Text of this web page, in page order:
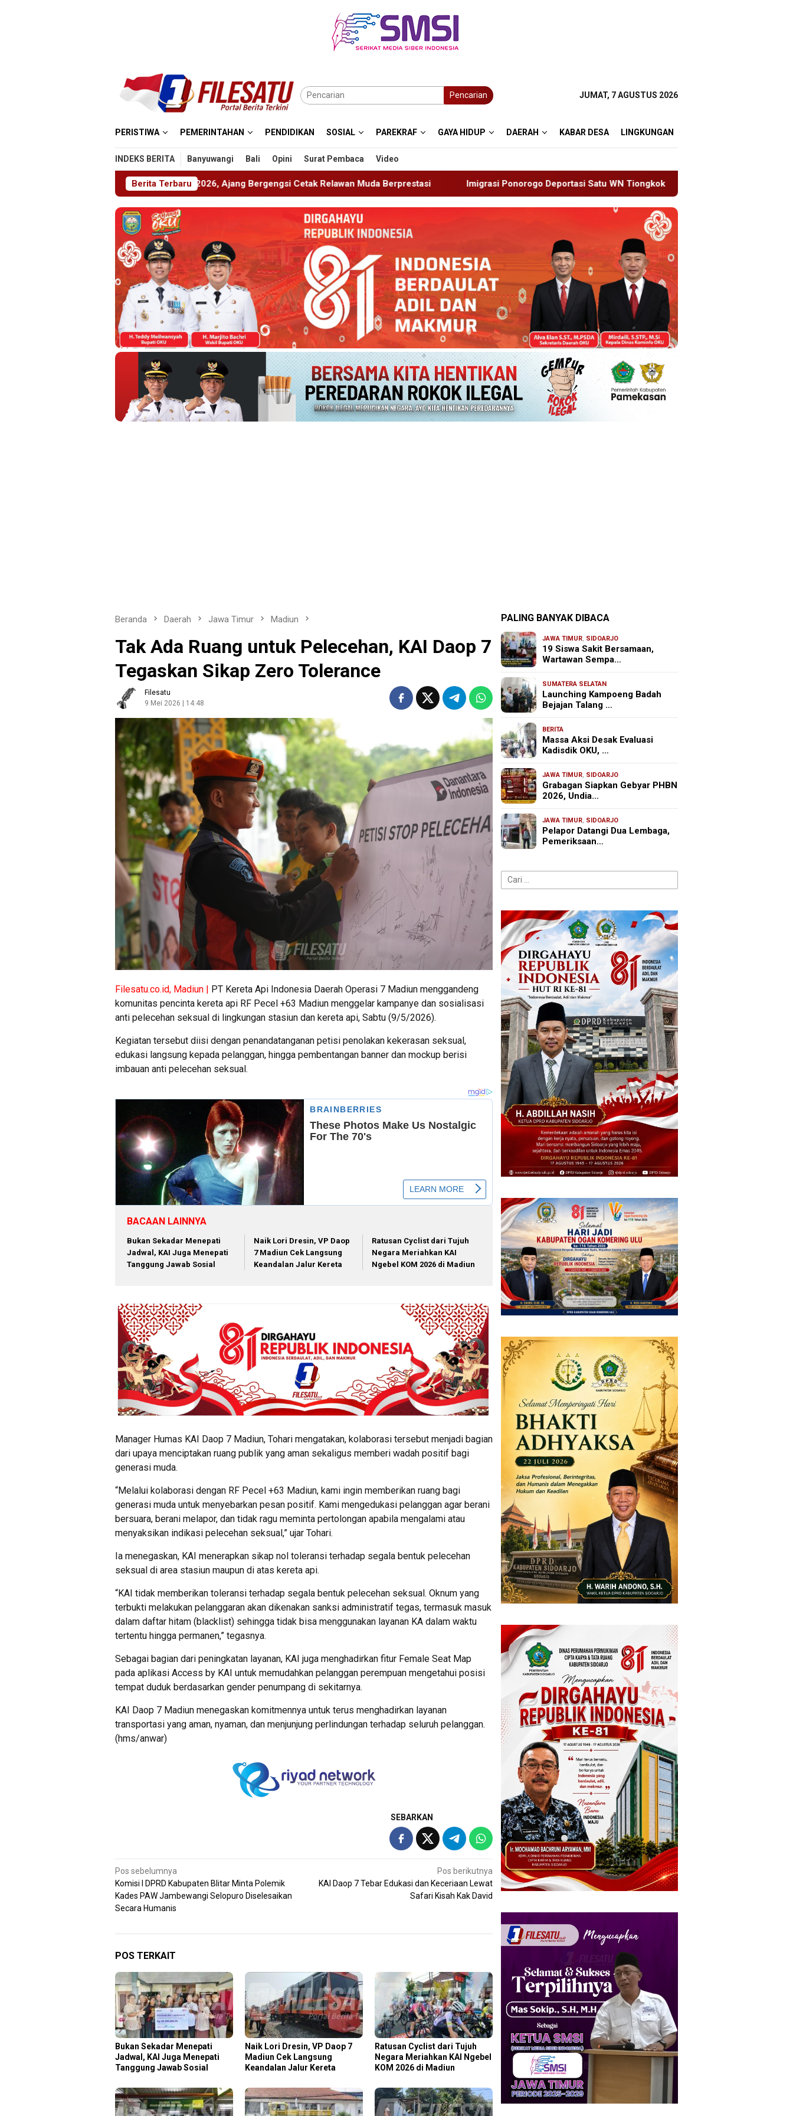
Pencarian JUMAT, 7 AGUSTUS 2026
PERISTIWA PEMERINTAHAN PENDIDIKAN SOSIAL PAREKRAF GAYA HIDUP DAERAH KABAR DESA LINGKUNGAN
INDEKS BERITA Banyuwangi Bali Opini Surat Pembaca Video
Berita Terbaru
ABHINAYA 2026, Ajang Bergengsi Cetak Relawan Muda Berprestasi Imigrasi Ponorogo Deportasi Satu WN Tiongkok Salahgunakan Ijin Tinggal
Beranda Daerah Jawa Timur Madiun
Tak Ada Ruang untuk Pelecehan, KAI Daop 7
Tegaskan Sikap Zero Tolerance
Filesatu
9 Mei 2026 | 14:48
Filesatu.co.id, Madiun | PT Kereta Api Indonesia Daerah Operasi 7 Madiun menggandeng
komunitas pencinta kereta api RF Pecel +63 Madiun menggelar kampanye dan sosialisasi
anti pelecehan seksual di lingkungan stasiun dan kereta api, Sabtu (9/5/2026).
Kegiatan tersebut diisi dengan penandatanganan petisi penolakan kekerasan seksual,
edukasi langsung kepada pelanggan, hingga pembentangan banner dan mockup berisi
imbauan anti pelecehan seksual.
BACAAN LAINNYA
Bukan Sekadar Menepati
Jadwal, KAI Juga Menepati
Tanggung Jawab Sosial
Naik Lori Dresin, VP Daop
7 Madiun Cek Langsung
Keandalan Jalur Kereta
Ratusan Cyclist dari Tujuh
Negara Meriahkan KAI
Ngebel KOM 2026 di Madiun
Manager Humas KAI Daop 7 Madiun, Tohari mengatakan, kolaborasi tersebut menjadi bagian
dari upaya menciptakan ruang publik yang aman sekaligus memberi wadah positif bagi
generasi muda.
“Melalui kolaborasi dengan RF Pecel +63 Madiun, kami ingin memberikan ruang bagi
generasi muda untuk menyebarkan pesan positif. Kami mengedukasi pelanggan agar berani
bersuara, berani melapor, dan tidak ragu meminta pertolongan apabila mengalami atau
menyaksikan indikasi pelecehan seksual,” ujar Tohari.
Ia menegaskan, KAI menerapkan sikap nol toleransi terhadap segala bentuk pelecehan
seksual di area stasiun maupun di atas kereta api.
“KAI tidak memberikan toleransi terhadap segala bentuk pelecehan seksual. Oknum yang
terbukti melakukan pelanggaran akan dikenakan sanksi administratif tegas, termasuk masuk
dalam daftar hitam (blacklist) sehingga tidak bisa menggunakan layanan KA dalam waktu
tertentu hingga permanen,” tegasnya.
Sebagai bagian dari peningkatan layanan, KAI juga menghadirkan fitur Female Seat Map
pada aplikasi Access by KAI untuk memudahkan pelanggan perempuan mengetahui posisi
tempat duduk berdasarkan gender penumpang di sekitarnya.
KAI Daop 7 Madiun menegaskan komitmennya untuk terus menghadirkan layanan
transportasi yang aman, nyaman, dan menjunjung perlindungan terhadap seluruh pelanggan.
(hms/anwar)
SEBARKAN
Navigasi
pos
Pos sebelumnya
Komisi I DPRD Kabupaten Blitar Minta Polemik
Kades PAW Jambewangi Selopuro Diselesaikan
Secara Humanis
Pos berikutnya
KAI Daop 7 Tebar Edukasi dan Keceriaan Lewat
Safari Kisah Kak David
POS TERKAIT
Bukan Sekadar Menepati
Jadwal, KAI Juga Menepati
Tanggung Jawab Sosial
Naik Lori Dresin, VP Daop 7
Madiun Cek Langsung
Keandalan Jalur Kereta
Ratusan Cyclist dari Tujuh
Negara Meriahkan KAI Ngebel
KOM 2026 di Madiun
PALING BANYAK DIBACA
JAWA TIMUR, SIDOARJO
19 Siswa Sakit Bersamaan,
Wartawan Sempa…
SUMATERA SELATAN
Launching Kampoeng Badah
Bejajan Talang …
BERITA
Massa Aksi Desak Evaluasi
Kadisdik OKU, …
JAWA TIMUR, SIDOARJO
Grabagan Siapkan Gebyar PHBN
2026, Undia…
JAWA TIMUR, SIDOARJO
Pelapor Datangi Dua Lembaga,
Pemeriksaan…
Cari
untuk: